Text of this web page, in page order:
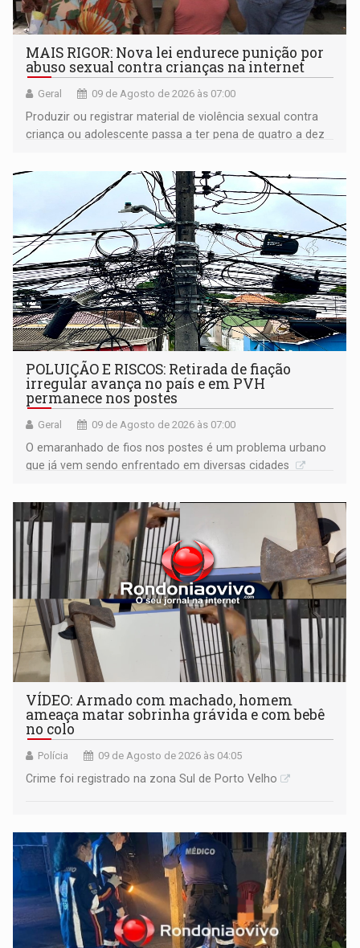
MAIS RIGOR: Nova lei endurece punição por
abuso sexual contra crianças na internet
Geral 09 de Agosto de 2026 às 07:00
Produzir ou registrar material de violência sexual contra
criança ou adolescente passa a ter pena de quatro a dez
POLUIÇÃO E RISCOS: Retirada de fiação
irregular avança no país e em PVH
permanece nos postes
Geral 09 de Agosto de 2026 às 07:00
O emaranhado de fios nos postes é um problema urbano
que já vem sendo enfrentado em diversas cidades
VÍDEO: Armado com machado, homem
ameaça matar sobrinha grávida e com bebê
no colo
Polícia 09 de Agosto de 2026 às 04:05
Crime foi registrado na zona Sul de Porto Velho